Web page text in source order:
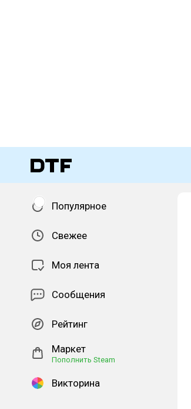
Популярное
Свежее
Моя лента
Сообщения
Рейтинг
Маркет
Пополнить Steam
Викторина